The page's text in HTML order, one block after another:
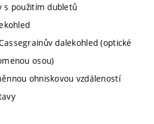
s použitím dubletů
dalekohled (optické
osou)
ohniskovou vzdáleností